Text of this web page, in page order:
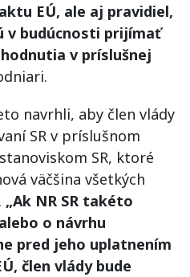
EÚ, ale aj pravidiel,
v budúcnosti prijímať
v príslušnej
navrhli, aby člen vlády
SR v príslušnom
SR, ktoré
väčšina všetkých
„Ak NR SR takéto
o návrhu
pred jeho uplatnením
člen vlády bude